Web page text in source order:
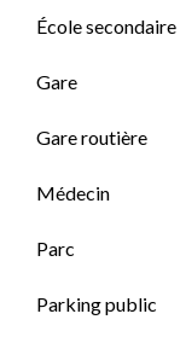
École secondaire
Gare
Gare routière
Médecin
Parc
Parking public